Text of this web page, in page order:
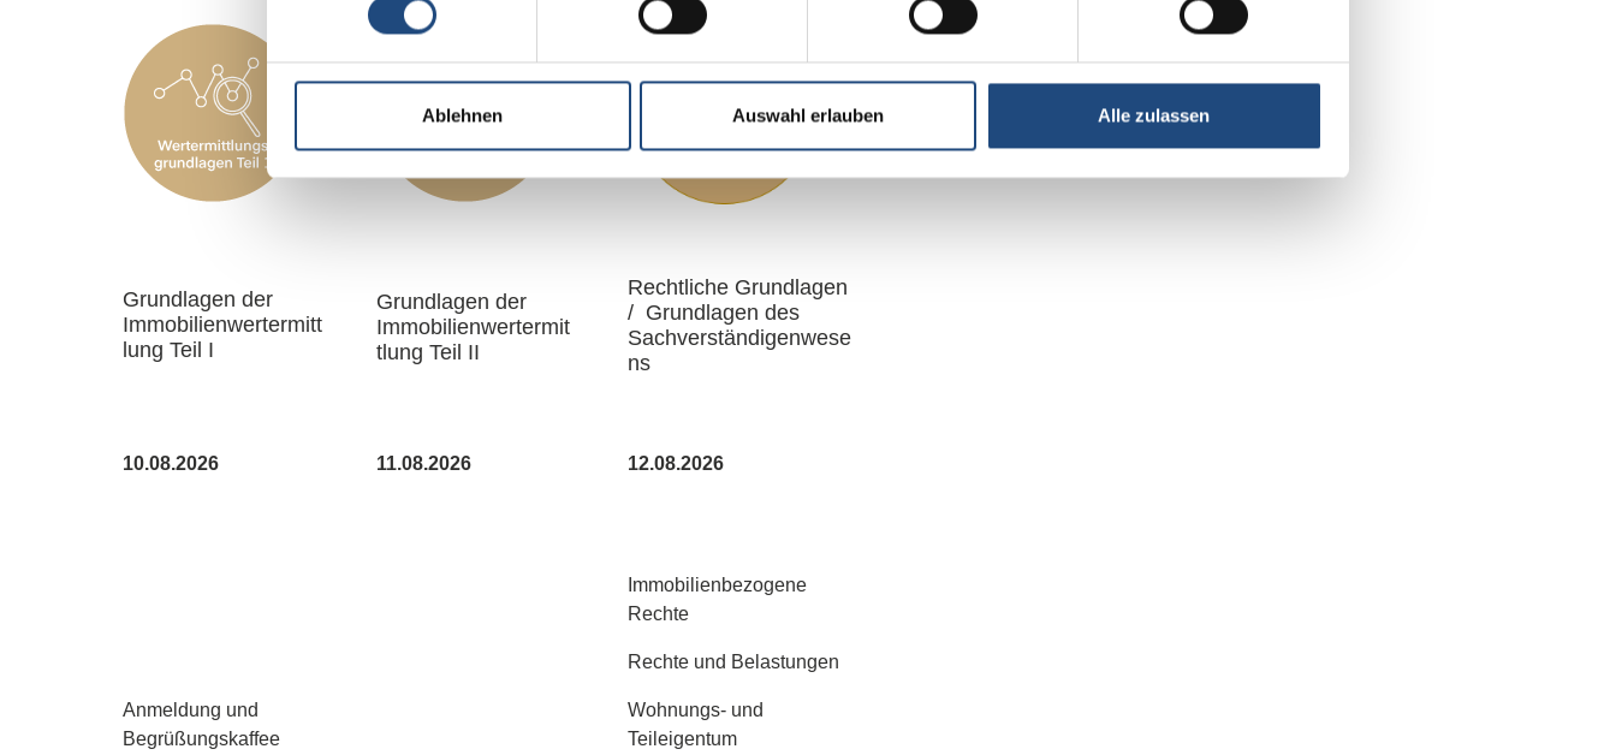
Ablehnen Auswahl erlauben Alle zulassen
Grundlagen der
Immobilienwertermitt
lung Teil I
Grundlagen der
Immobilienwertermit
tlung Teil II
Rechtliche Grundlagen
/ Grundlagen des
Sachverständigenwese
ns
10.08.2026 11.08.2026 12.08.2026
Anmeldung und
Begrüßungskaffee
Immobilienbezogene
Rechte
Rechte und Belastungen
Wohnungs- und
Teileigentum